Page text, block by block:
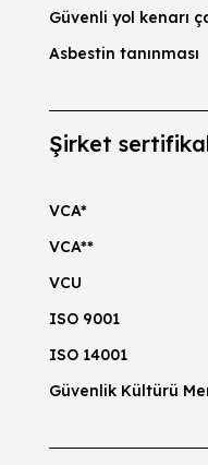
Güvenli yol kenarı
Asbestin tanınması
Şirket
VCA*
VCA**
VCU
ISO 9001
ISO 14001
Güvenlik Kültürü